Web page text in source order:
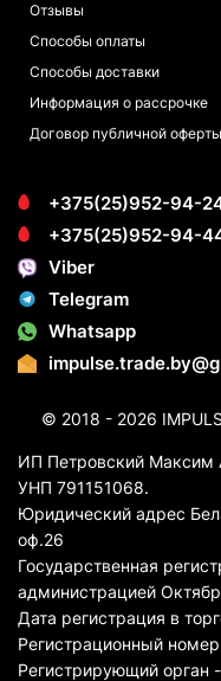
Отзывы
Способы оплаты
Способы доставки
Информация о рассрочке
Договор публичной оферты
+375(25)952-94-
+375(25)952-94-
Viber
Telegram
Whatsapp
© 2018 - 2026
ИП Петровский Максим
УНП 791151068.
Юридический адрес
оф.26
Государственная
администрацией
Дата регистрация в
Регистрационный
Регистрирующий орган